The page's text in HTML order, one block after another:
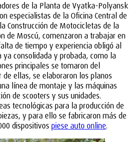
de la Planta de Vyatka-Polyansk
especialistas de la Oficina Central de
Construcción de Motocicletas de la
de Moscú, comenzaron a trabajar en
de tiempo y experiencia obligó al
consolidada y probada, como la
principales se tomaron del
ellas, se elaboraron los planos
línea de montaje y las máquinas
de scooters y sus unidades.
tecnológicas para la producción de
y para ello se fabricaron más de
dispositivos piese auto online.